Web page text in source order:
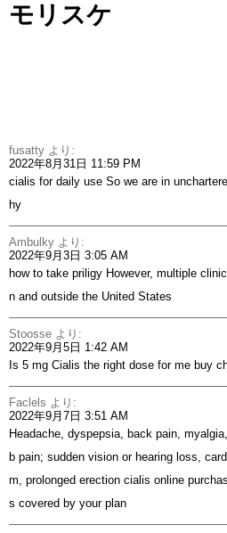
モリスケ
fusatty より:
2022年8月31日 11:59 PM
cialis for daily use So we are in
hy
Ambulky より:
2022年9月3日 3:05 AM
how to take priligy However, multiple
n and outside the United States
Stoosse より:
2022年9月5日 1:42 AM
Is 5 mg Cialis the right dose for me buy
Faclels より:
2022年9月7日 3:51 AM
Headache, dyspepsia, back pain,
b pain; sudden vision or hearing loss,
m, prolonged erection cialis online
s covered by your plan